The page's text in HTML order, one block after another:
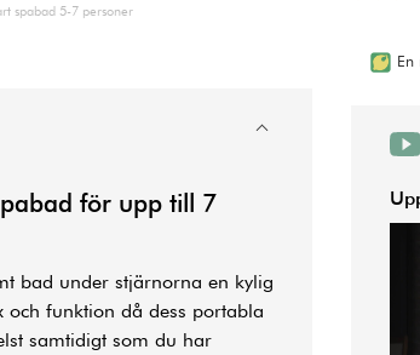
spabad 5-7 personer
En
för upp till 7
bad under stjärnorna en kylig
och funktion då dess portabla
samtidigt som du har